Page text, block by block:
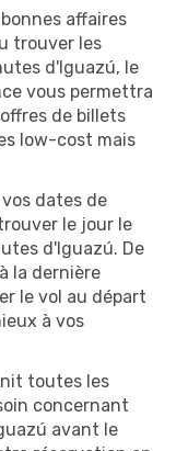
affaires
trouver les
d'Iguazú, le
vous permettra
de billets
low-cost mais
dates de
le jour le
d'Iguazú. De
la dernière
le vol au départ
à vos
toutes les
concernant
avant le